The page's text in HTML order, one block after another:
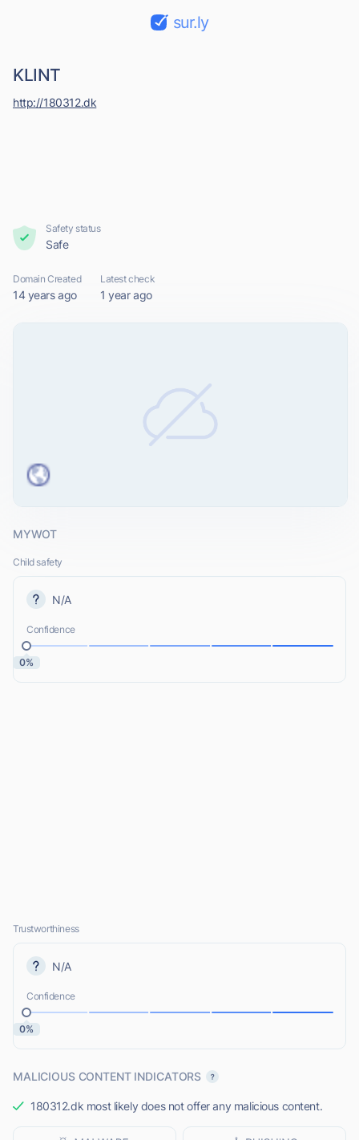
sur.ly
KLINT
http://180312.dk
Safety status
Safe
Domain Created
14 years ago
Latest check
1 year ago
MYWOT
Child safety
N/A
Confidence
0%
Trustworthiness
N/A
Confidence
0%
MALICIOUS CONTENT INDICATORS
180312.dk most likely does not offer any malicious content.